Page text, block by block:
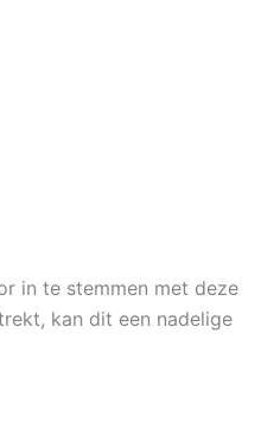
in te stemmen met deze
kan dit een nadelige